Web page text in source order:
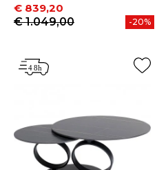
Prijs
€ 839,20
Normale prijs
€ 1.049,00
-20%